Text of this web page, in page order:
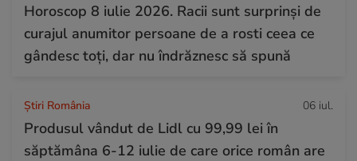
Horoscop 8 iulie 2026. Racii sunt surprinși de
curajul anumitor persoane de a rosti ceea ce
gândesc toți, dar nu îndrăznesc să spună
Știri România 06 iul.
Produsul vândut de Lidl cu 99,99 lei în
săptămâna 6-12 iulie de care orice român are